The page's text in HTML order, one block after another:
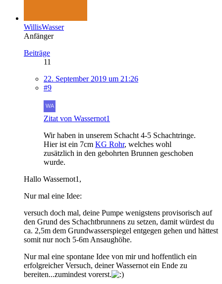
WillisWasser
Anfänger
Beiträge
11
22. September 2019 um 21:26
#9
Zitat von Wassernot1
Wir haben in unserem Schacht 4-5 Schachtringe.
Hier ist ein 7cm KG Rohr, welches wohl
zusätzlich in den gebohrten Brunnen geschoben
wurde.
Hallo Wassernot1,
Nur mal eine Idee:
versuch doch mal, deine Pumpe wenigstens provisorisch auf
den Grund des Schachtbrunnens zu setzen, damit würdest du
ca. 2,5m dem Grundwasserspiegel entgegen gehen und hättest
somit nur noch 5-6m Ansaughöhe.
Nur mal eine spontane Idee von mir und hoffentlich ein
erfolgreicher Versuch, deiner Wassernot ein Ende zu
bereiten...zumindest vorerst.